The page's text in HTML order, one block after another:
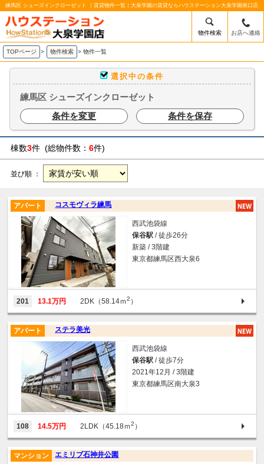
練馬区 シューズインクローゼット ｜賃貸物件一覧｜大泉学園の賃貸ならハウステーション大泉学園南口店
物件検索 お店へ連絡
TOPページ > 物件検索 > 物件一覧
選択中の条件
練馬区 シューズインクローゼット
条件を変更
条件を保存
棟数3件 (総物件数： 6件)
並び順 ：
コスモヴィラ練馬
アパート
西武池袋線
保谷駅 / 徒歩26分
新築 / 3階建
東京都練馬区西大泉6
201 13.1万円 2DK（58.14ｍ2 ）
ステラ美光
アパート
西武池袋線
保谷駅 / 徒歩7分
2021年12月 / 3階建
東京都練馬区南大泉3
108 14.5万円 2LDK（45.18ｍ2 ）
エミリブ石神井公園
マンション